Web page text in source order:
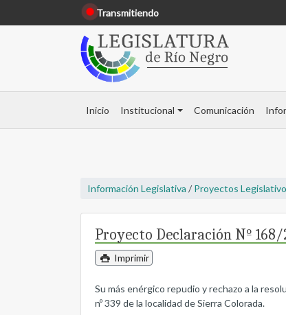
Transmitiendo
Inicio Institucional Comunicación
Información Legislativa / Proyectos
Proyecto Declaración Nº 168/
Imprimir
Su más enérgico repudio y rechazo a la
nº 339 de la localidad de Sierra Colorada.